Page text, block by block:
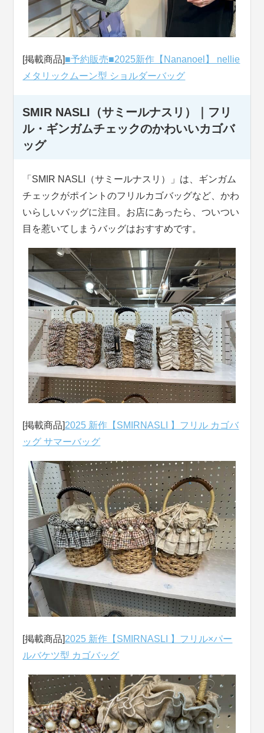
[掲載商品]■予約販売■2025新作【Nananoel】 nellie
メタリックムーン型 ショルダーバッグ
SMIR NASLI（サミールナスリ）｜フリ
ル・ギンガムチェックのかわいいカゴバ
ッグ
「SMIR NASLI（サミールナスリ）」は、ギンガム
チェックがポイントのフリルカゴバッグなど、かわ
いらしいバッグに注目。お店にあったら、ついつい
目を惹いてしまうバッグはおすすめです。
[掲載商品]2025 新作【SMIRNASLI 】フリル カゴバ
ッグ サマーバッグ
[掲載商品]2025 新作【SMIRNASLI 】フリル×パー
ルバケツ型 カゴバッグ